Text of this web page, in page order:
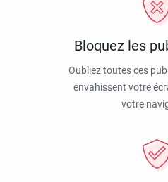
Bloquez les
Oubliez toutes ces
envahissent votre
votre